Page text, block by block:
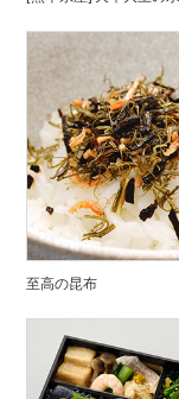
至高の昆布